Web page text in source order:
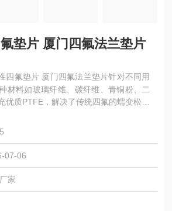
福建改性四氟垫片 厦门四氟法兰垫片
四氟法兰垫片针对不同用
材料如玻璃纤维、碳纤维、青铜粉、二
优质PTFE，解决了传统四氟的蠕变松弛
、压缩强度、耐磨、导热好、热膨胀减
的工况用途。广泛的应用于泵、阀、造
07-06
家